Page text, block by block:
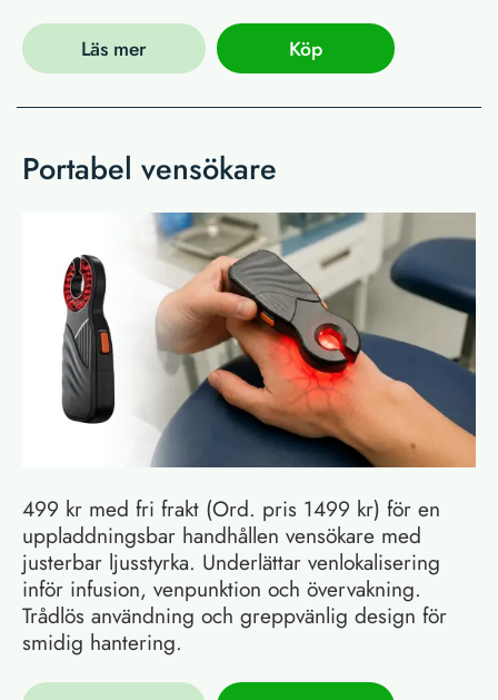
Läs mer Köp
Portabel vensökare
499 kr med fri frakt (Ord. pris 1499 kr) för en
uppladdningsbar handhållen vensökare med
justerbar ljusstyrka. Underlättar venlokalisering
inför infusion, venpunktion och övervakning.
Trådlös användning och greppvänlig design för
smidig hantering.